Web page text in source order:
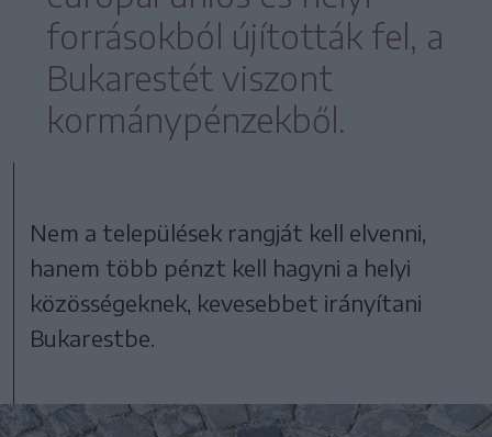
forrásokból újították fel, a
Bukarestét viszont
kormánypénzekből.
Nem a települések rangját kell elvenni,
hanem több pénzt kell hagyni a helyi
közösségeknek, kevesebbet irányítani
Bukarestbe.